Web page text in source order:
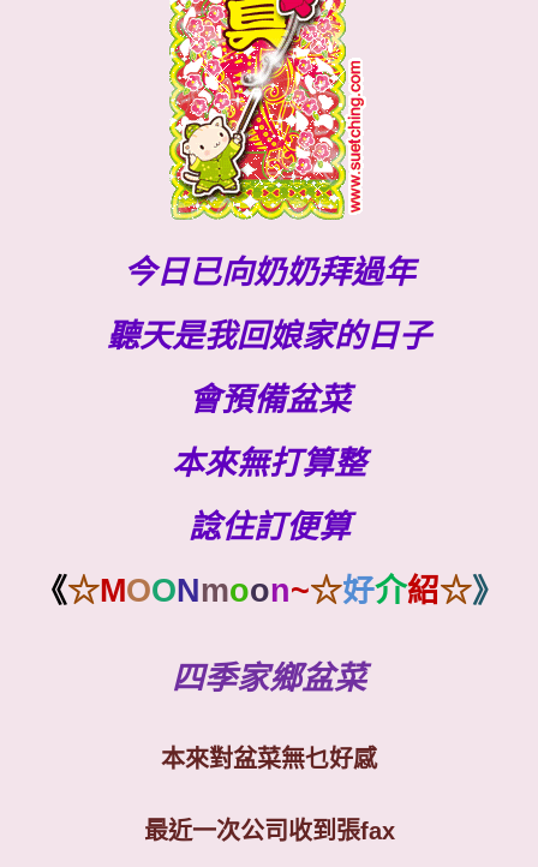
今日已向奶奶拜過年
聽天是我回娘家的日子
會預備盆菜
本來無打算整
諗住訂便算
《☆MOONmoon~☆好介紹☆》
四季家鄉盆菜
本來對盆菜無乜好感
最近一次公司收到張fax